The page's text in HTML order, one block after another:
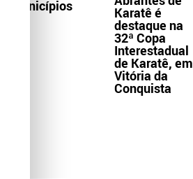
municípios Karatê é
destaque na
32ª Copa
Interestadual
de Karatê, em
Vitória da
Conquista